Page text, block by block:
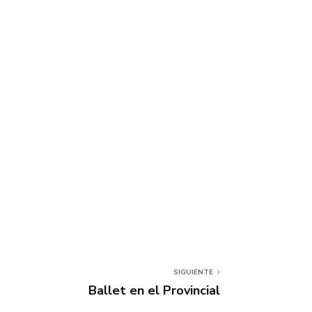
SIGUIENTE
Ballet en el Provincial